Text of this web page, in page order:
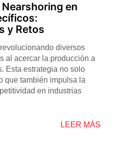
en
y Retos
diversos
al acercar la producción a
Esta estrategia no solo
que también impulsa la
en industrias
LEER MÁS